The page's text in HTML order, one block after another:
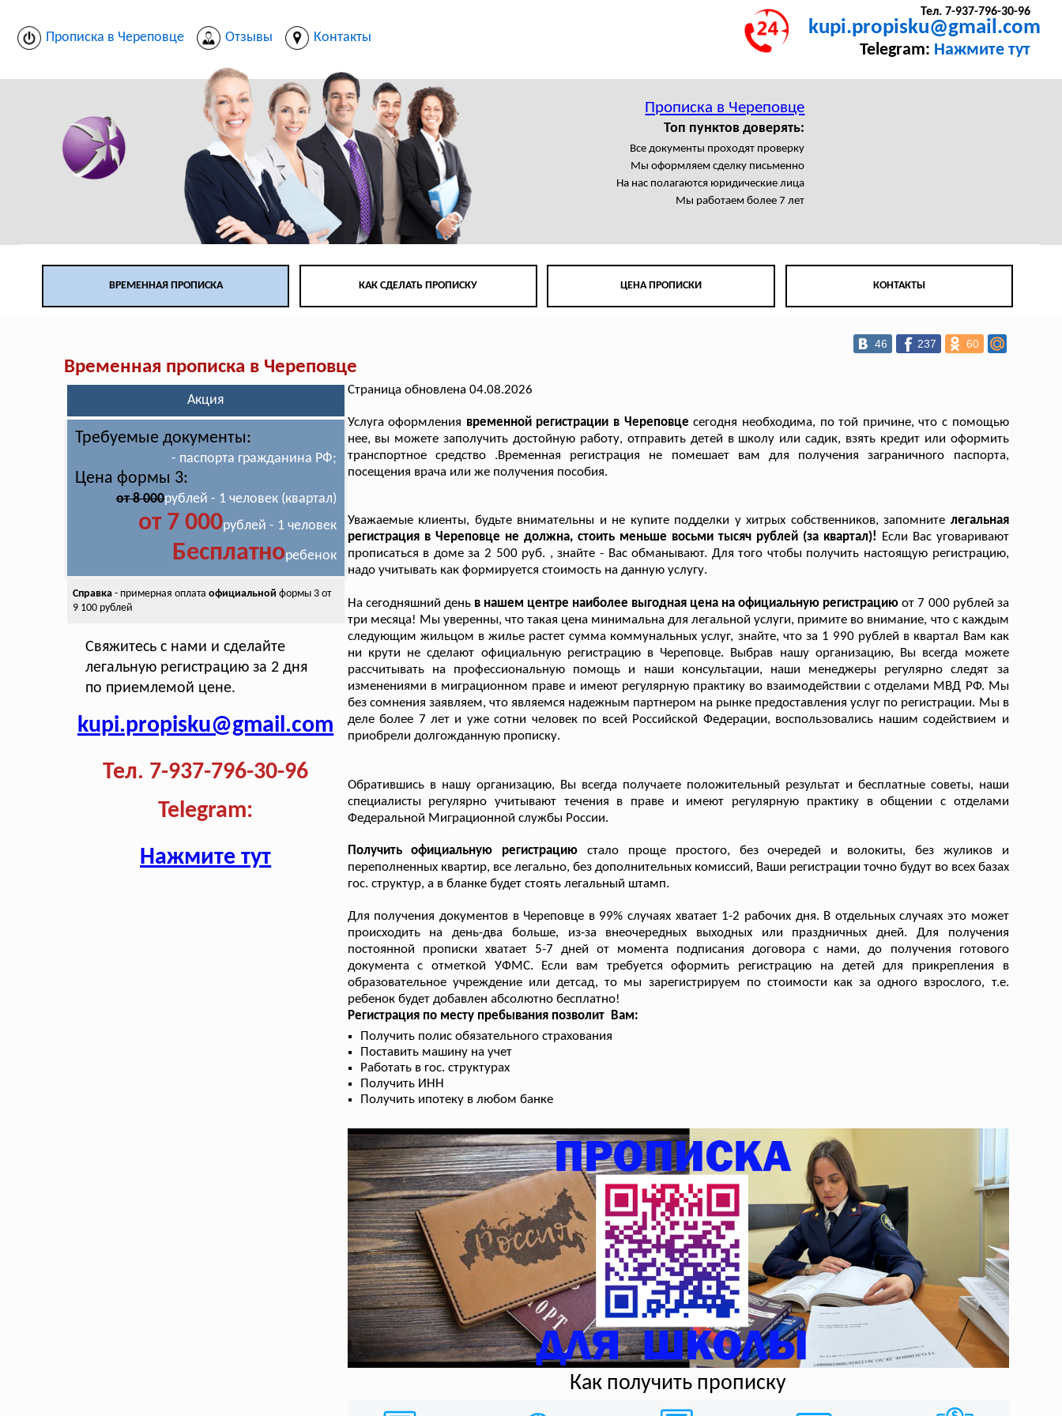
Прописка в Череповце Отзывы Контакты
Тел. 7-937-796-30-96
kupi.propisku@gmail.com
Telegram: Нажмите тут
Прописка в Череповце
Топ пунктов доверять:
Все документы проходят проверку
Мы оформляем сделку письменно
На нас полагаются юридические лица
Мы работаем более 7 лет
ВРЕМЕННАЯ ПРОПИСКА КАК СДЕЛАТЬ ПРОПИСКУ ЦЕНА ПРОПИСКИ КОНТАКТЫ
46 237 60
Временная прописка в Череповце
Акция
Требуемые документы:
- паспорта гражданина РФ;
Цена формы 3:
от 8 000рублей - 1 человек (квартал)
от 7 000рублей - 1 человек
Бесплатноребенок
Справка- примерная оплата официальной формы 3 от
9 100 рублей
Свяжитесь с нами и сделайте
легальную регистрацию за 2 дня
по приемлемой цене.
kupi.propisku@gmail.com
Тел. 7-937-796-30-96
Telegram:
Нажмите тут
Страница обновлена 04.08.2026
Услуга оформления временной регистрации в Череповцесегодня необходима, по той причине, что с помощью
нее, вы можете заполучить достойную работу, отправить детей в школу или садик, взять кредит или оформить
транспортное средство .Временная регистрация не помешает вам для получения заграничного паспорта,
посещения врача или же получения пособия.
Уважаемые клиенты, будьте внимательны и не купите подделки у хитрых собственников, запомните легальная
регистрация в Череповце не должна, стоить меньше восьми тысяч рублей (за квартал)! Если Вас уговаривают
прописаться в доме за 2 500 руб. , знайте - Вас обманывают. Для того чтобы получить настоящую регистрацию,
надо учитывать как формируется стоимость на данную услугу.
На сегодняшний деньв нашем центре наиболее выгодная цена на официальную регистрациюот 7 000 рублей за
три месяца! Мы уверенны, что такая цена минимальна для легальной услуги, примите во внимание, что с каждым
следующим жильцом в жилье растет сумма коммунальных услуг, знайте, что за 1 990 рублей в квартал Вам как
ни крути не сделают официальную регистрацию в Череповце. Выбрав нашу организацию, Вы всегда можете
рассчитывать на профессиональную помощь и наши консультации, наши менеджеры регулярно следят за
изменениями в миграционном праве и имеют регулярную практику во взаимодействии с отделами МВД РФ. Мы
без сомнения заявляем, что являемся надежным партнером на рынке предоставления услуг по регистрации. Мы в
деле более 7 лет и уже сотни человек по всей Российской Федерации, воспользовались нашим содействием и
приобрели долгожданную прописку.
Обратившись в нашу организацию, Вы всегда получаете положительный результат и бесплатные советы, наши
специалисты регулярно учитывают течения в праве и имеют регулярную практику в общении с отделами
Федеральной Миграционной службы России.
Получить официальную регистрацию стало проще простого, без очередей и волокиты, без жуликов и
переполненных квартир, все легально, без дополнительных комиссий, Ваши регистрации точно будут во всех базах
гос. структур, а в бланке будет стоять легальный штамп.
Для получения документов в Череповце в 99% случаях хватает 1-2 рабочих дня. В отдельных случаях это может
происходить на день-два больше, из-за внеочередных выходных или праздничных дней. Для получения
постоянной прописки хватает 5-7 дней от момента подписания договора с нами, до получения готового
документа с отметкой УФМС. Если вам требуется оформить регистрацию на детей для прикрепления в
образовательное учреждение или детсад, то мы зарегистрируем по стоимости как за одного взрослого, т.е.
ребенок будет добавлен абсолютно бесплатно!
Регистрация по месту пребывания позволит Вам:
Получить полис обязательного страхования
Поставить машину на учет
Работать в гос. структурах
Получить ИНН
Получить ипотеку в любом банке
Как получить прописку